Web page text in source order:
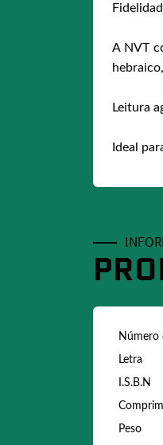
A NVT
Leitura
Ideal
Número
Letra
I.S.B.N
Peso